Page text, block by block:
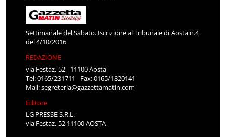
Settimanale del Sabato. Iscrizione al Tribunale di Aosta n.4
del 4/10/2016
REDAZIONE
via Festaz, 52 - 11100 Aosta
Tel: 0165/231711 - Fax: 0165/1820141
Mail:segreteria@gazzettamatin.com
Editore
LG PRESSE S.R.L.
via Festaz, 52 11100 AOSTA